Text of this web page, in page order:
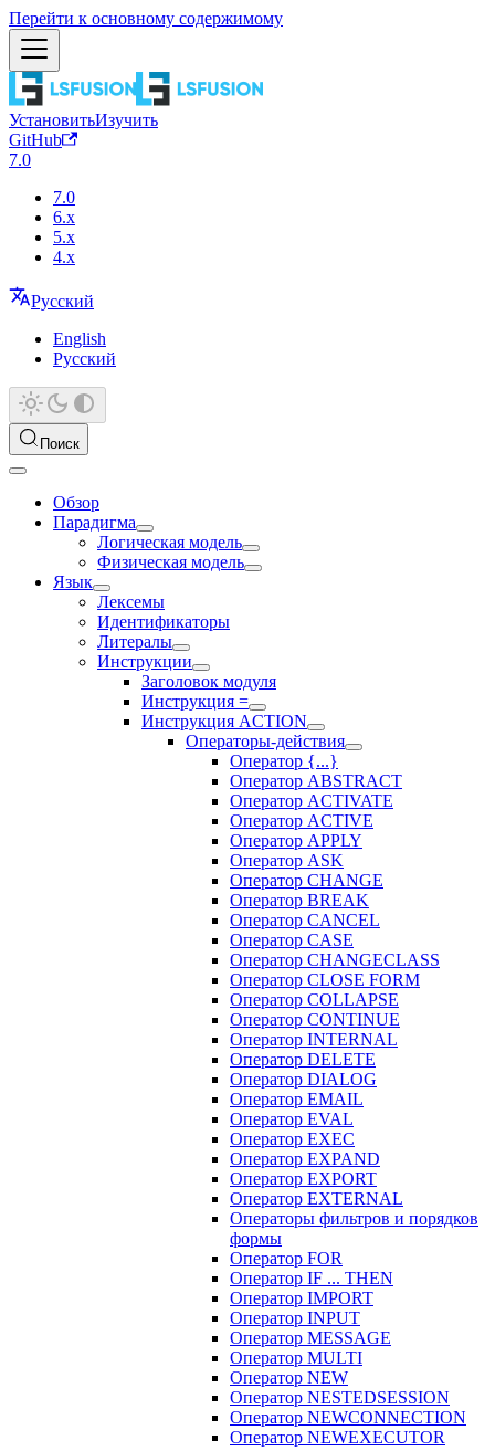
Перейти к основному содержимому
УстановитьИзучить
GitHub
7.0
7.0
6.x
5.x
4.x
Русский
English
Русский
Поиск
Обзор
Парадигма
Логическая модель
Физическая модель
Язык
Лексемы
Идентификаторы
Литералы
Инструкции
Заголовок модуля
Инструкция =
Инструкция ACTION
Операторы-действия
Оператор {...}
Оператор ABSTRACT
Оператор ACTIVATE
Оператор ACTIVE
Оператор APPLY
Оператор ASK
Оператор CHANGE
Оператор BREAK
Оператор CANCEL
Оператор CASE
Оператор CHANGECLASS
Оператор CLOSE FORM
Оператор COLLAPSE
Оператор CONTINUE
Оператор INTERNAL
Оператор DELETE
Оператор DIALOG
Оператор EMAIL
Оператор EVAL
Оператор EXEC
Оператор EXPAND
Оператор EXPORT
Оператор EXTERNAL
Операторы фильтров и порядков
формы
Оператор FOR
Оператор IF ... THEN
Оператор IMPORT
Оператор INPUT
Оператор MESSAGE
Оператор MULTI
Оператор NEW
Оператор NESTEDSESSION
Оператор NEWCONNECTION
Оператор NEWEXECUTOR